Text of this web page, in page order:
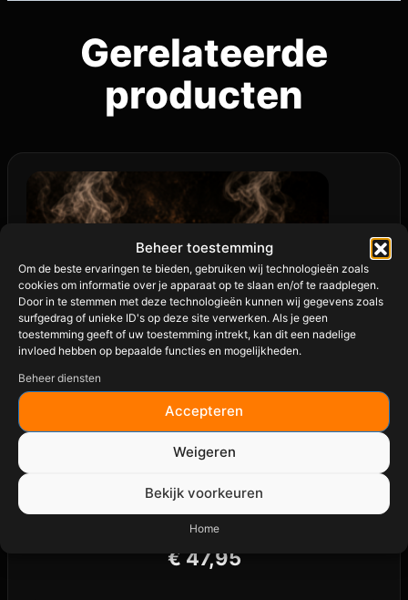
Beheer toestemming
Om de beste ervaringen te bieden, gebruiken wij technologieën zoals
cookies om informatie over je apparaat op te slaan en/of te raadplegen.
Door in te stemmen met deze technologieën kunnen wij gegevens zoals
surfgedrag of unieke ID's op deze site verwerken. Als je geen
toestemming geeft of uw toestemming intrekt, kan dit een nadelige
invloed hebben op bepaalde functies en mogelijkheden.
Beheer diensten
Accepteren
Weigeren
Bekijk voorkeuren
Home
Gerelateerde
producten
ANGUS & OINK STEAK & BURGER GIFT
PACK
€ 47,95